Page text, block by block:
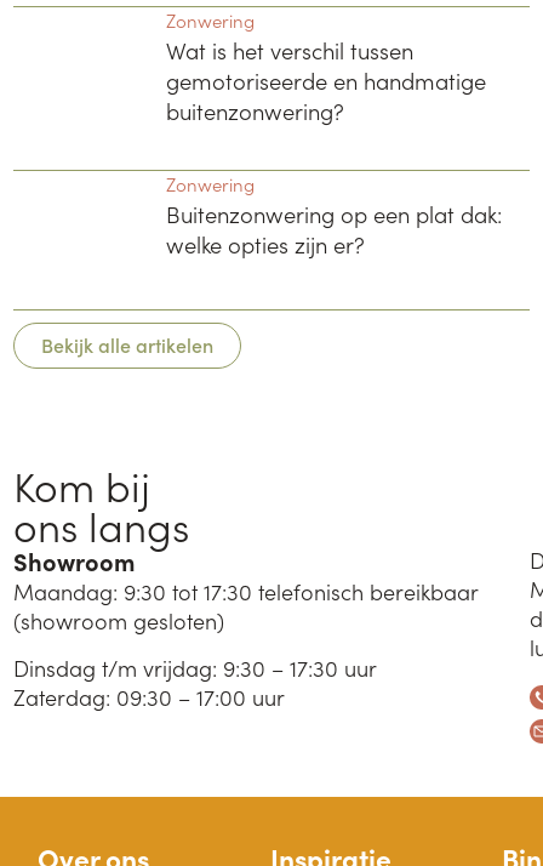
Zonwering
Wat is het verschil tussen
gemotoriseerde en handmatige
buitenzonwering?
Zonwering
Buitenzonwering op een plat dak:
welke opties zijn er?
Bekijk alle artikelen
Kom bij
ons langs
Showroom
Maandag: 9:30 tot 17:30 telefonisch bereikbaar
(showroom gesloten)
Dinsdag t/m vrijdag: 9:30 – 17:30 uur
Zaterdag: 09:30 – 17:00 uur
Over ons Inspiratie